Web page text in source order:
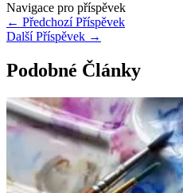
Navigace pro příspěvek
← Předchozí Příspěvek
Další Příspěvek →
Podobné Články